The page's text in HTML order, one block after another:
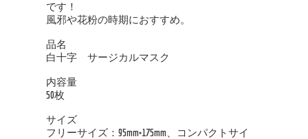
です！
風邪や花粉の時期におすすめ。
品名
白十字 サージカルマスク
内容量
50枚
サイズ
フリーサイズ：95mm×175mm、コンパクトサイ